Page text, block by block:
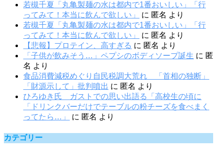
若槻千夏「丸亀製麺の水は都内で1番おいしい」「行
ってみて！本当に飲んで欲しい」
に 匿名 より
若槻千夏「丸亀製麺の水は都内で1番おいしい」「行
ってみて！本当に飲んで欲しい」
に 匿名 より
【悲報】プロテイン、高すぎる に 匿名 より
「子供が飲みそう…」ペプシのボディソープ誕生 に 匿
名 より
食品消費減税めぐり自民税調大荒れ 「首相の独断」
「財源示して」批判噴出 に 匿名 より
ひろゆき氏 ガストでの思い出語る「高校生の頃に
「ドリンクバーだけでテーブルの粉チーズを食べまく
ってたら…」
に 匿名 より
カテゴリー